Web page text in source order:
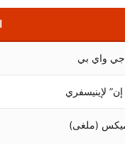
جي واي بي
لإينيسفري